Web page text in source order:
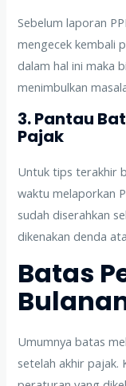
Sebelum laporan
mengecek kembali
dalam hal ini maka
menimbulkan
3. Pantau
Pajak
Untuk tips terakhir
waktu melaporkan
sudah diserahkan
dikenakan denda
Batas
Umumnya batas
setelah akhir pajak.